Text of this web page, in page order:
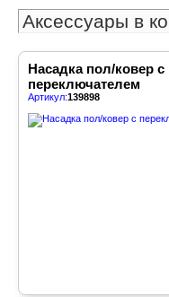
Насадка пол/ковер с
переключателем
Артикул:139898